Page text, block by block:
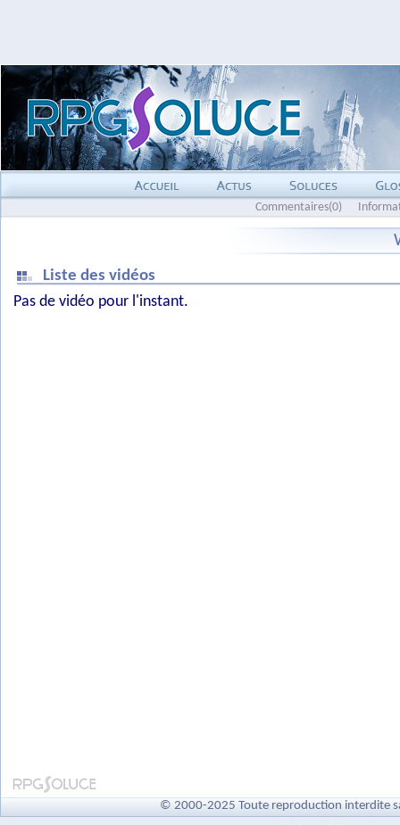
Commentaires(0)
Liste des vidéos
Pas de vidéo pour l'instant.
© 2000-2025 Toute reproduction interdite